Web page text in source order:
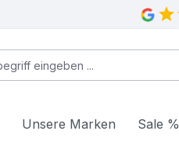
Unsere Marken Sale %